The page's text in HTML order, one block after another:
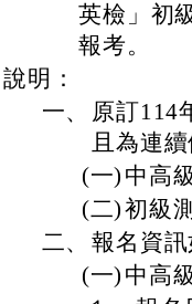
英檢」初
報考。
說明：
一、
原訂114
且為連
(一) 中高
(二)初級
二、 報名資訊
(一) 中高